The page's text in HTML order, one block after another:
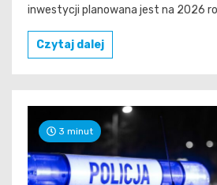
inwestycji planowana jest na 2026
Czytaj dalej
3 minut